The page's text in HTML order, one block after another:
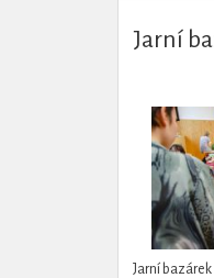
Jarní
Jarní